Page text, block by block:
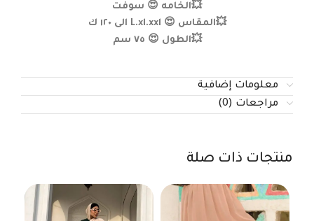
💥الخامه 😍 سوفت
💥المقاس 😍 L.xl.xxl الى ١٢٠ ك
💥الطول 😍 ٧٥ سم
معلومات إضافية
مراجعات (0)
منتجات ذات صلة